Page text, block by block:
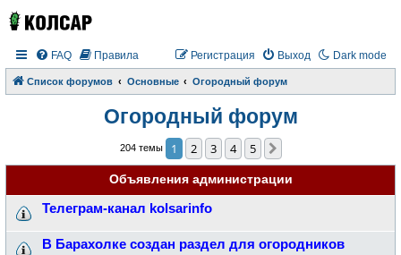
Dark mode
FAQ Правила Выход
Регистрация
Список форумов Основные Огородный форум
Огородный форум
204 темы 1 2 3 4 5
Объявления администрации
Телеграм-канал kolsarinfo
В Барахолке создан раздел для огородников